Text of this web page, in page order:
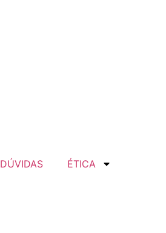
DÚVIDAS ÉTICA